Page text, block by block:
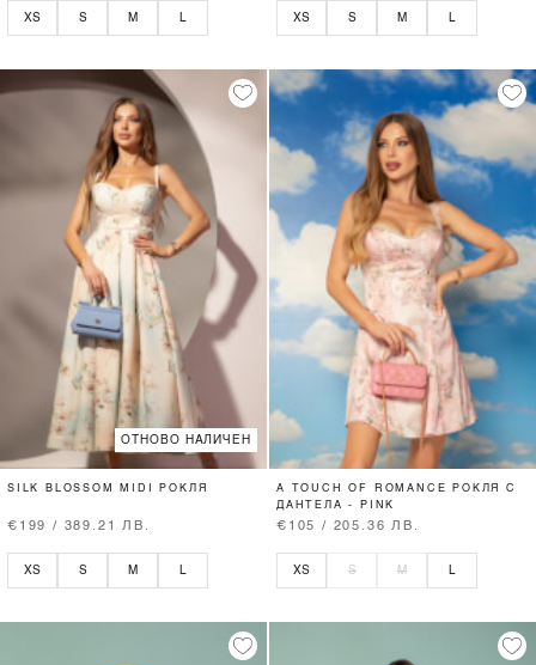
XS S M XS S M
ОТНОВО НАЛИЧЕН
SILK BLOSSOM MIDI РОКЛЯ
€199 / 389.21 ЛВ.
XS S M L
A TOUCH OF ROMANCE РОКЛЯ С
ДАНТЕЛА - PINK
€105 / 205.36 ЛВ.
XS S M L